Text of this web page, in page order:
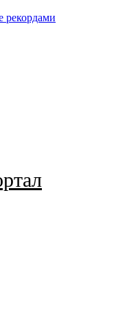
рекордами